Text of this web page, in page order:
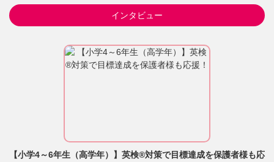
インタビュー
【小学4～6年生（高学年）】英検®対策で目標達成を保護者様も応